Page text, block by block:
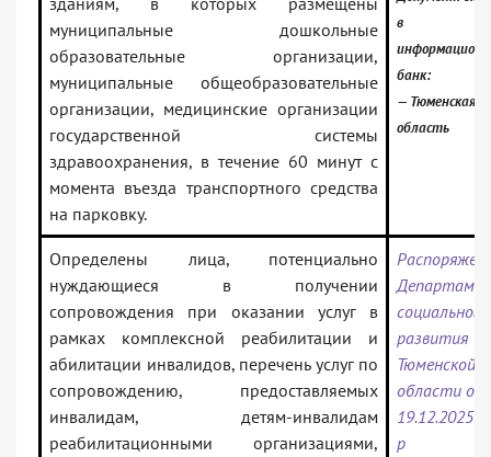
муниципальные дошкольные
образовательные организации,
муниципальные общеобразовательные
организации, медицинские организации
государственной системы
здравоохранения, в течение 60 минут с
момента въезда транспортного средства
на парковку.
в
банк:
— Тюменская
область
Определены лица, потенциально
нуждающиеся в получении
сопровождения при оказании услуг в
рамках комплексной реабилитации и
абилитации инвалидов, перечень услуг по
сопровождению, предоставляемых
инвалидам, детям-инвалидам
реабилитационными организациями,
социального
развития
Тюменской
области от
19.12.2025
р